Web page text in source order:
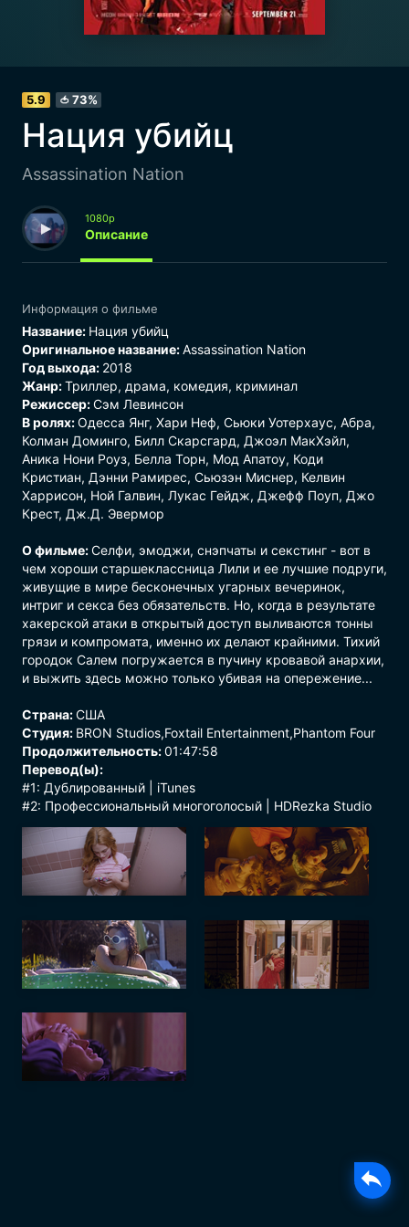
🍅 73%
5.9
Нация убийц
Assassination Nation
1080p
Описание
Информация о фильме
Название: Нация убийц
Оригинальное название:Assassination Nation
Год выхода: 2018
Жанр:Триллер, драма, комедия, криминал
Режиссер:Сэм Левинсон
В ролях:Одесса Янг, Хари Неф, Сьюки Уотерхаус, Абра,
Колман Доминго, Билл Скарсгард, Джоэл МакХэйл,
Аника Нони Роуз, Белла Торн, Мод Апатоу, Коди
Кристиан, Дэнни Рамирес, Сьюзэн Миснер, Келвин
Харрисон, Ной Галвин, Лукас Гейдж, Джефф Поуп, Джо
Крест, Дж.Д. Эвермор
О фильме:Селфи, эмоджи, снэпчаты и секстинг - вот в
чем хороши старшеклассница Лили и ее лучшие подруги,
живущие в мире бесконечных угарных вечеринок,
интриг и секса без обязательств. Но, когда в результате
хакерской атаки в открытый доступ выливаются тонны
грязи и компромата, именно их делают крайними. Тихий
городок Салем погружается в пучину кровавой анархии,
и выжить здесь можно только убивая на опережение...
Страна:США
Студия: BRON Studios,Foxtail Entertainment,Phantom Four
Продолжительность:01:47:58
Перевод(ы):
#1: Дублированный | iTunes
#2: Профессиональный многоголосый | HDRezka Studio